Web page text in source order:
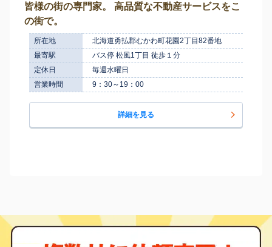
皆様の街の専門家。 高品質な不動産サービスをこ
の街で。
所在地
北海道勇払郡むかわ町花園2丁目82番地
最寄駅
バス停 松風1丁目 徒歩１分
定休日
毎週水曜日
営業時間
9：30～19：00
詳細を見る